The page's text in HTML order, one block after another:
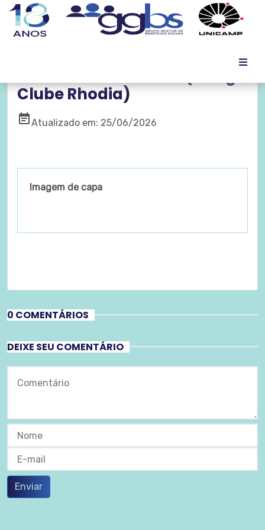
Clube Rhodia)
event_noteAtualizado em: 25/06/2026
Imagem de capa
0 COMENTÁRIOS
DEIXE SEU COMENTÁRIO
Enviar